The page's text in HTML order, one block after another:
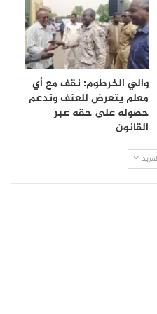
والي الخرطوم: نقف مع أي
معلم يتعرض للعنف وندعم
حصوله على حقه عبر
القانون